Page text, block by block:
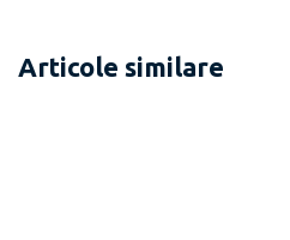
Articole similare